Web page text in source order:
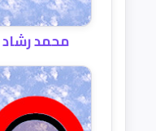
محمد رشاد